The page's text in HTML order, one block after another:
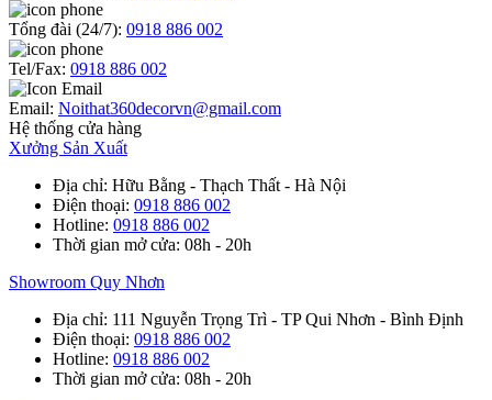
Tổng đài (24/7): 0918 886 002
Tel/Fax: 0918 886 002
Email: Noithat360decorvn@gmail.com
Hệ thống cửa hàng
Xưởng Sản Xuất
Địa chỉ: Hữu Bằng - Thạch Thất - Hà Nội
Điện thoại: 0918 886 002
Hotline: 0918 886 002
Thời gian mở cửa: 08h - 20h
Showroom Quy Nhơn
Địa chỉ: 111 Nguyễn Trọng Trì - TP Qui Nhơn - Bình Định
Điện thoại: 0918 886 002
Hotline: 0918 886 002
Thời gian mở cửa: 08h - 20h